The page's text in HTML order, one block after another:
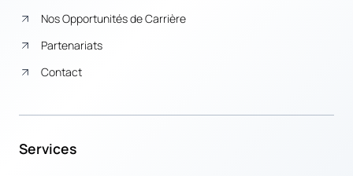
Nos Opportunités de Carrière
Partenariats
Contact
Services